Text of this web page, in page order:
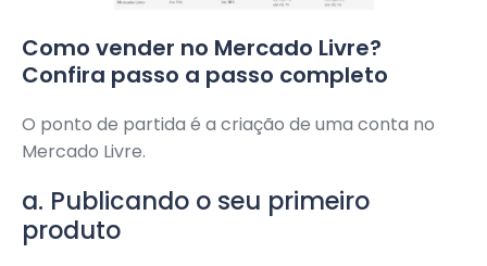
Como vender no Mercado Livre?
Confira passo a passo completo
O ponto de partida é a criação de uma conta no
Mercado Livre.
a. Publicando o seu primeiro
produto